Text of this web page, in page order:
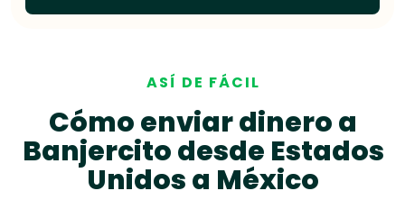
ASÍ DE FÁCIL
Cómo enviar dinero a
Banjercito desde Estados
Unidos a México